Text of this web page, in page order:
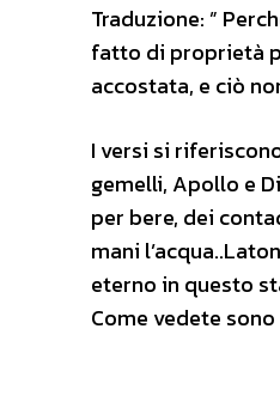
Traduzione: ”
fatto di proprietà
accostata, e ciò
I versi si
gemelli, Apollo e
per bere, dei
mani
eterno in questo
Come vedete